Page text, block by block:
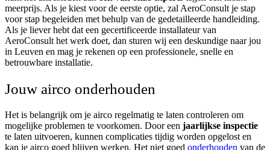
meerprijs. Als je kiest voor de eerste optie, zal AeroConsult je stap
voor stap begeleiden met behulp van de gedetailleerde handleiding.
Als je liever hebt dat een gecertificeerde installateur van
AeroConsult het werk doet, dan sturen wij een deskundige naar jou
in Leuven en mag je rekenen op een professionele, snelle en
betrouwbare installatie.
Jouw airco onderhouden
Het is belangrijk om je airco regelmatig te laten controleren om
mogelijke problemen te voorkomen. Door een jaarlijkse inspectie
te laten uitvoeren, kunnen complicaties tijdig worden opgelost en
kan je airco goed blijven werken. Het niet goed onderhouden van de